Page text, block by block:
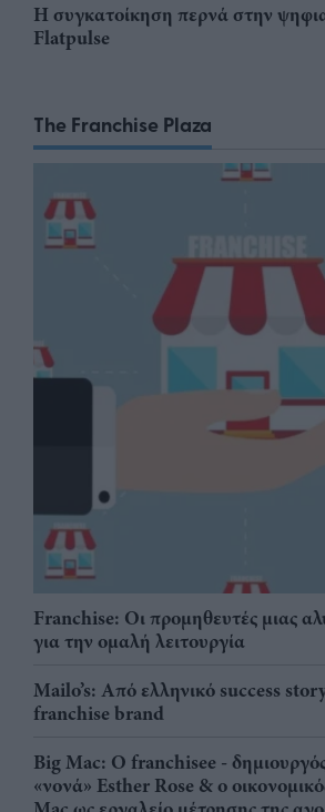
Η συγκατοίκηση περνά στην
Flatpulse
The Franchise Plaza
Franchise: Οι προμηθευτές μιας
για την ομαλή λειτουργία
Mailo’s: Από ελληνικό success
franchise brand
Big Mac: Ο franchisee -
«νονά» Esther Rose & ο